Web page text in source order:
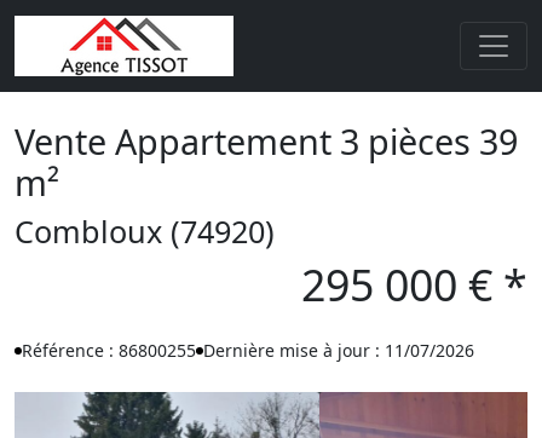
Vente Appartement 3 pièces 39
m²
Combloux (74920)
295 000 € *
Référence : 86800255 Dernière mise à jour : 11/07/2026